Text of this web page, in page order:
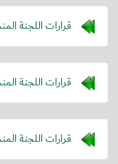
قرارات اللجنة
قرارات اللجنة
قرارات اللجنة